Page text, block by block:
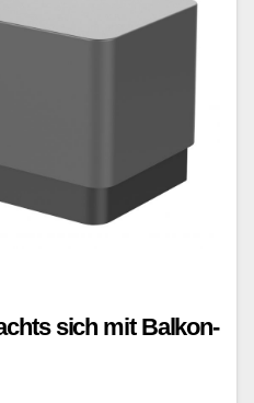
sich mit Balkon-